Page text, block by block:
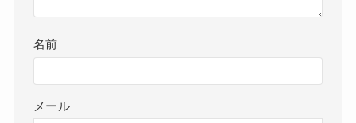
名前
メール